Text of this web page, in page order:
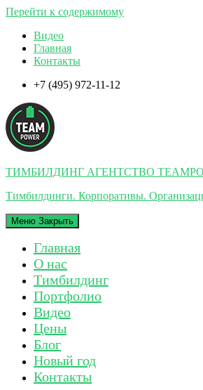
Перейти к содержимому
Видео
Главная
Контакты
+7 (495) 972-11-12
ТИМБИЛДИНГ АГЕНТСТВО
Тимбилдинги. Корпоративы.
Меню Закрыть
Главная
О нас
Тимбилдинг
Портфолио
Видео
Цены
Блог
Новый год
Контакты